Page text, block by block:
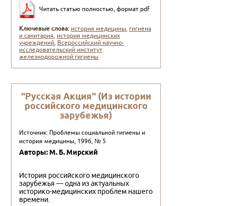
Читать статью полностью, формат pdf
Ключевые слова: история медицины, гигиена
и санитария, история медицинских
учреждений, Всероссийский научно-
исследовательский институт
железнодорожной гигиены
"Русская Акция" (Из истории
российского медицинского
зарубежья)
Источник: Проблемы социальной гигиены и
история медицины, 1996, № 5
Авторы: М. Б. Мирский
История российского медицинского
зарубежья — одна из актуальных
историко-медицинских проблем нашего
времени.